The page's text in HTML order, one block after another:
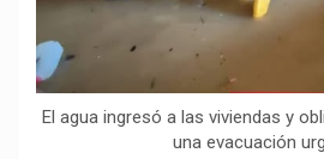
El agua ingresó a las viviendas y
una evacuación